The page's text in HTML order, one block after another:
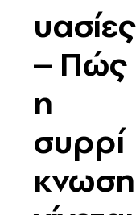
υασίες
– Πώς
η
συρρί
κνωση